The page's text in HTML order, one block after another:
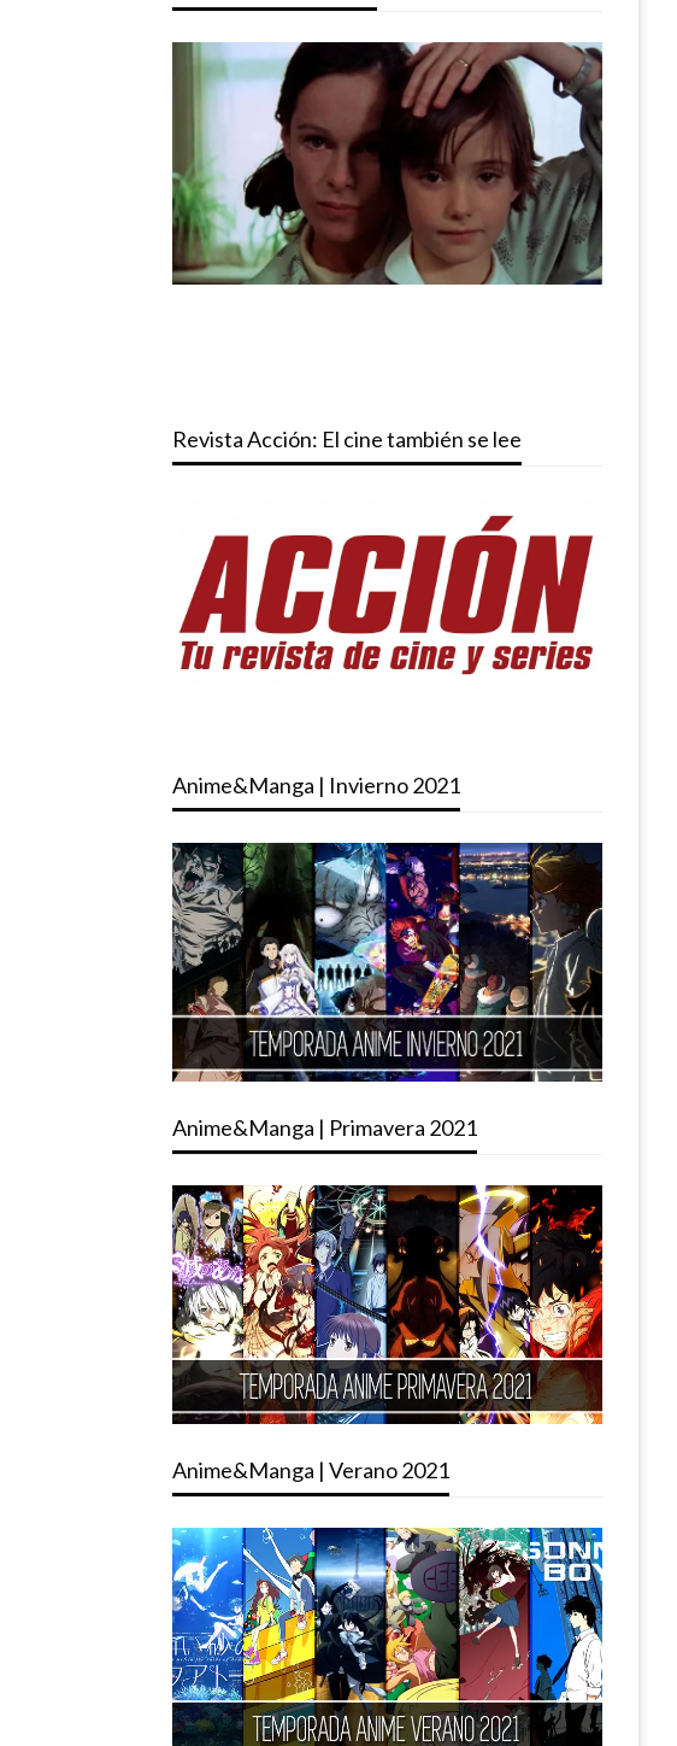
Revista Acción: El cine también se lee
Anime&Manga | Invierno 2021
Anime&Manga | Primavera 2021
Anime&Manga | Verano 2021